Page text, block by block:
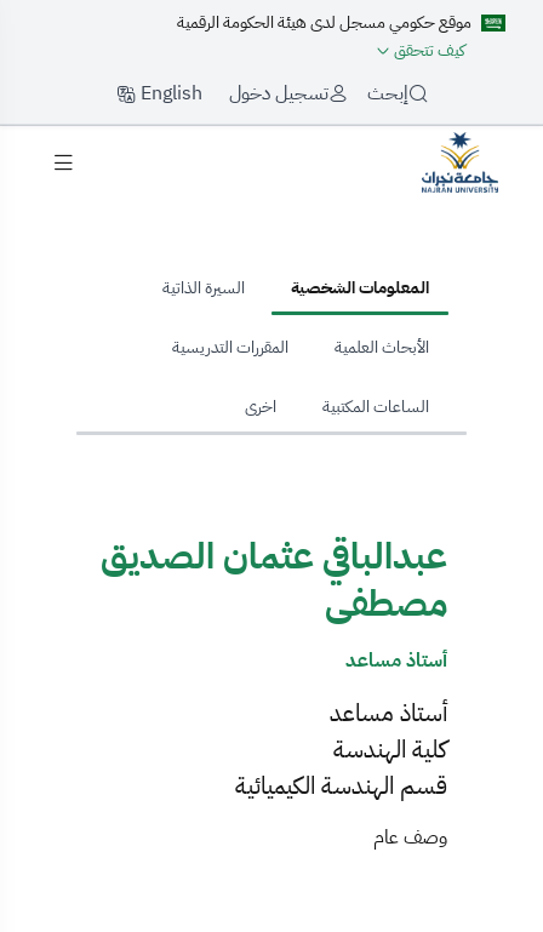
موقع حكومي مسجل لدى هيئة الحكومة الرقمية
كيف تتحقق
إبحث تسجيل دخول English
المعلومات الشخصية السيرة الذاتية
الأبحاث العلمية المقررات التدريسية
الساعات المكتبية اخرى
عبدالباقي عثمان الصديق
مصطفى
أستاذ مساعد
أستاذ مساعد
كلية الهندسة
قسم الهندسة الكيميائية
وصف عام